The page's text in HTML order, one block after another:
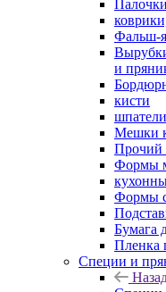
Фальш-
и
кисти
Мешки
Прочий
Формы
Формы
Бумага
Пленка
Специи и